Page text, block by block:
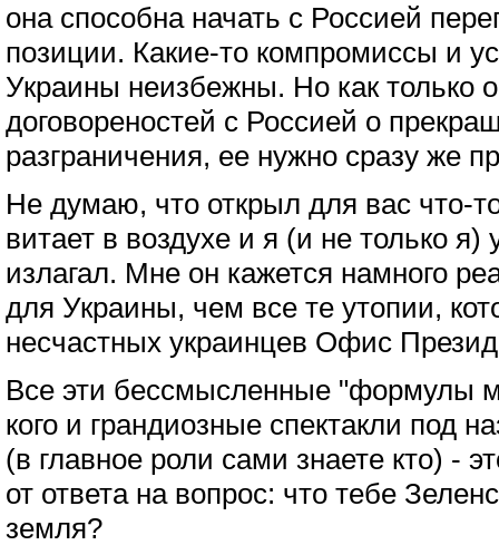
она способна начать с Россией
позиции. Какие-то компромиссы и
Украины неизбежны. Но как только
договореностей с Россией о
разграничения, ее нужно сразу же
Не думаю, что открыл для вас что-
витает в воздухе и я (и не только я)
излагал. Мне он кажется намного
для Украины, чем все те утопии,
несчастных украинцев Офис
Все эти бессмысленные "формулы
кого и грандиозные спектакли под
(в главное роли сами знаете кто) -
от ответа на вопрос: что тебе
земля?